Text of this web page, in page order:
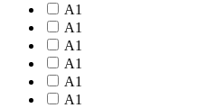
A1
A1
A1
A1
A1
A1